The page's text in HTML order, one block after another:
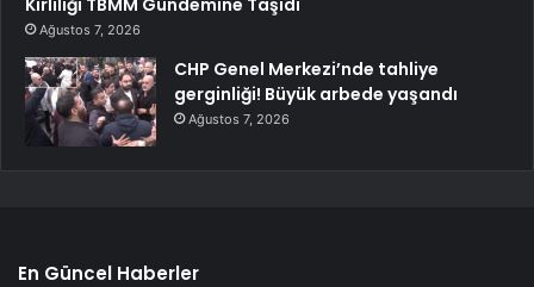
Ağustos 7, 2026
CHP Genel Merkezi’nde tahliye
gerginliği! Büyük arbede yaşandı
Ağustos 7, 2026
En Güncel Haberler